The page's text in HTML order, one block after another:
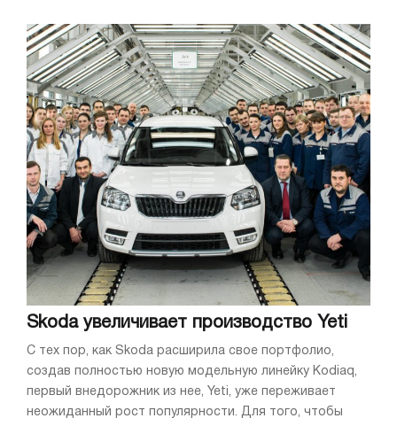
Skoda увеличивает производство Yeti
С тех пор, как Skoda расширила свое портфолио,
создав полностью новую модельную линейку Kodiaq,
первый внедорожник из нее, Yeti, уже переживает
неожиданный рост популярности. Для того, чтобы